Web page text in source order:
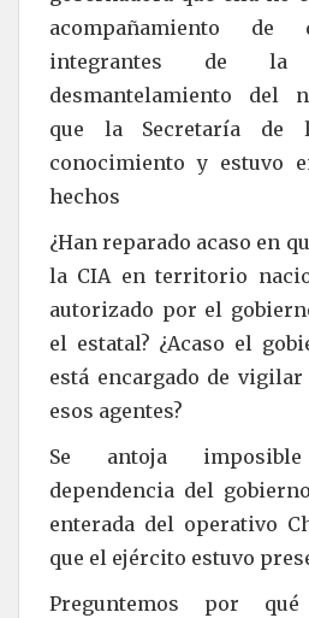
acompañamiento
integrantes de
desmantelamiento del
que la Secretaría de
conocimiento y estuvo
hechos
¿Han reparado acaso en
la CIA en territorio
autorizado por el
el estatal? ¿Acaso el
está encargado de
esos agentes?
Se antoja
dependencia del
enterada del operativo
que el ejército estuvo
Preguntemos por